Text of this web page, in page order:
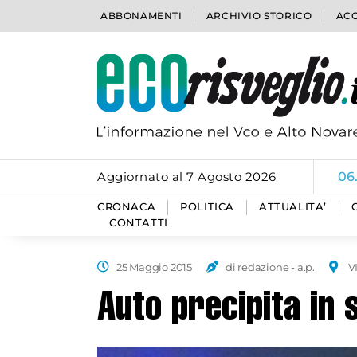
ABBONAMENTI ARCHIVIO STORICO
Aggiornato al 7 Agosto 2026
CRONACA POLITICA ATTUALITA’
CONTATTI
25 Maggio 2015 di redazione - a.p.
Auto precipita in